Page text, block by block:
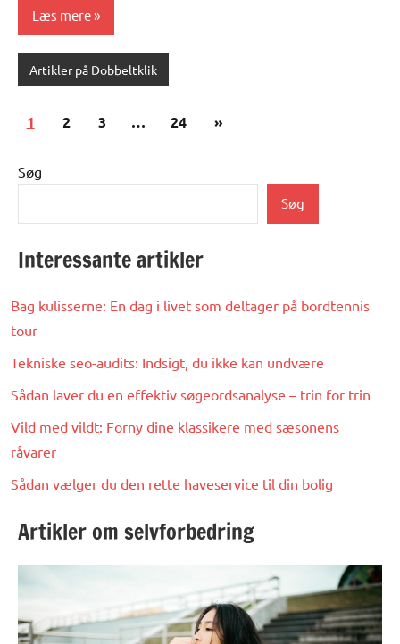
Læs mere
Artikler på Dobbeltklik
Indlægsinddeling
1 2 3 … 24
Næste
»
Søg
Søg
Interessante artikler
Bag kulisserne: En dag i livet som deltager på bordtennis
tour
Tekniske seo-audits: Indsigt, du ikke kan undvære
Sådan laver du en effektiv søgeordsanalyse – trin for trin
Vild med vildt: Forny dine klassikere med sæsonens
råvarer
Sådan vælger du den rette haveservice til din bolig
Artikler om selvforbedring